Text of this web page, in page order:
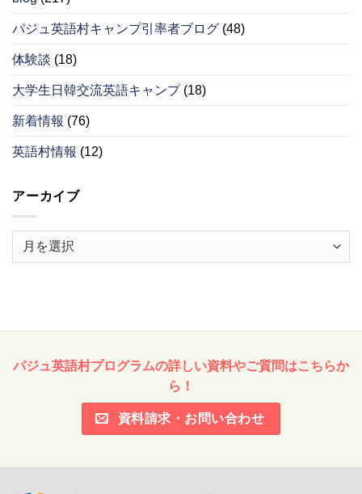
パジュ英語村キャンプ引率者ブログ (48)
体験談 (18)
大学生日韓交流英語キャンプ(18)
新着情報 (76)
英語村情報 (12)
アーカイブ
パジュ英語村プログラムの詳しい資料やご質問はこちらか
ら！
資料請求・お問い合わせ